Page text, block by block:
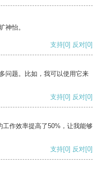
神怡。
支持[0] 反对[0]
问题。比如，我可以使用它来
支持[0] 反对[0]
作效率提高了50%，让我能够
支持[0] 反对[0]